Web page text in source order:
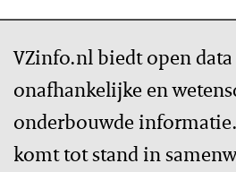
VZinfo.nl biedt open
onafhankelijke en
onderbouwde
komt tot stand in